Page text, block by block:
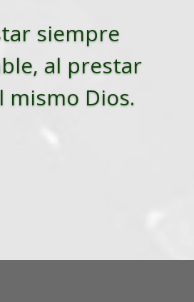
siempre
al prestar
mismo Dios.